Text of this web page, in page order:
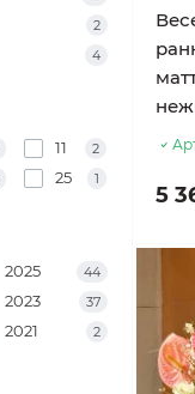
2
4
11 2
25 1
2025 44
2023 37
2021 2
5